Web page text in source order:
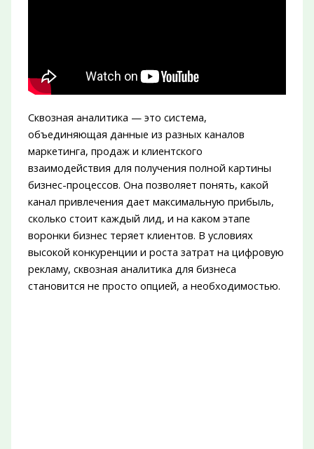
Сквозная аналитика — это система,
объединяющая данные из разных каналов
маркетинга, продаж и клиентского
взаимодействия для получения полной картины
бизнес-процессов. Она позволяет понять, какой
канал привлечения дает максимальную прибыль,
сколько стоит каждый лид, и на каком этапе
воронки бизнес теряет клиентов. В условиях
высокой конкуренции и роста затрат на цифровую
рекламу, сквозная аналитика для бизнеса
становится не просто опцией, а необходимостью.